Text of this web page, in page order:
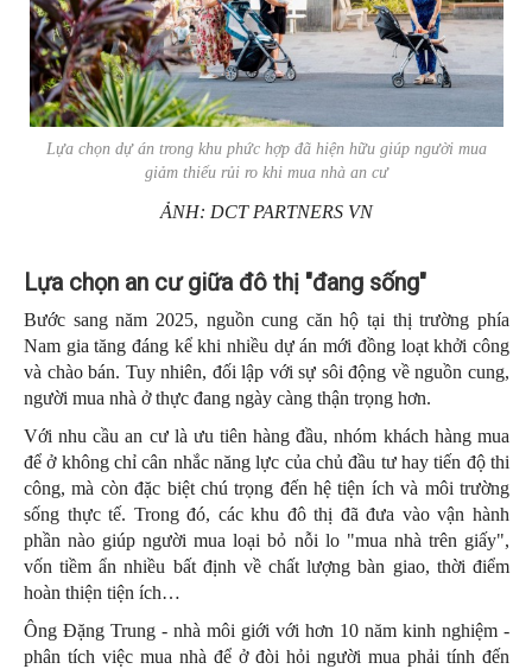
Lựa chọn dự án trong khu phức hợp đã hiện hữu giúp người mua
giảm thiểu rủi ro khi mua nhà an cư
ẢNH: DCT PARTNERS VN
Lựa chọn an cư giữa đô thị "đang sống"
Bước sang năm 2025, nguồn cung căn hộ tại thị trường phía
Nam gia tăng đáng kể khi nhiều dự án mới đồng loạt khởi công
và chào bán. Tuy nhiên, đối lập với sự sôi động về nguồn cung,
người mua nhà ở thực đang ngày càng thận trọng hơn.
Với nhu cầu an cư là ưu tiên hàng đầu, nhóm khách hàng mua
để ở không chỉ cân nhắc năng lực của chủ đầu tư hay tiến độ thi
công, mà còn đặc biệt chú trọng đến hệ tiện ích và môi trường
sống thực tế. Trong đó, các khu đô thị đã đưa vào vận hành
phần nào giúp người mua loại bỏ nỗi lo "mua nhà trên giấy",
vốn tiềm ẩn nhiều bất định về chất lượng bàn giao, thời điểm
hoàn thiện tiện ích…
Ông Đặng Trung - nhà môi giới với hơn 10 năm kinh nghiệm -
phân tích việc mua nhà để ở đòi hỏi người mua phải tính đến